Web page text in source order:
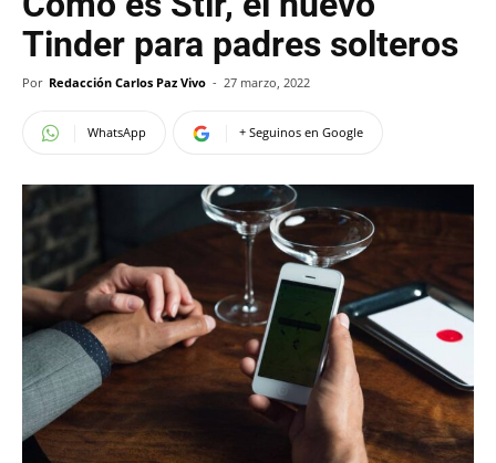
Tinder para padres solteros
Por Redacción Carlos Paz Vivo - 27 marzo, 2022
WhatsApp + Seguinos en Google